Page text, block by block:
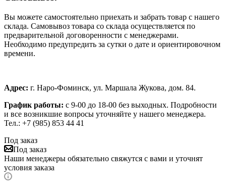
Вы можете самостоятельно приехать и забрать товар с нашего
склада. Самовывоз товара со склада осуществляется по
предварительной договоренности с менеджерами.
Необходимо предупредить за сутки о дате и ориентировочном
времени.
Адрес: г. Наро-Фоминск, ул. Маршала Жукова, дом. 84.
График работы: с 9-00 до 18-00 без выходных. Подробности
и все возникшие вопросы уточняйте у нашего менеджера.
Тел.: +7 (985) 853 44 41
Под заказ
Под заказ
Наши менеджеры обязательно свяжутся с вами и уточнят
условия заказа